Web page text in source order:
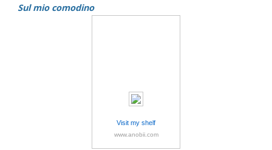
Sul mio comodino
Visit my shelf
www.anobii.com